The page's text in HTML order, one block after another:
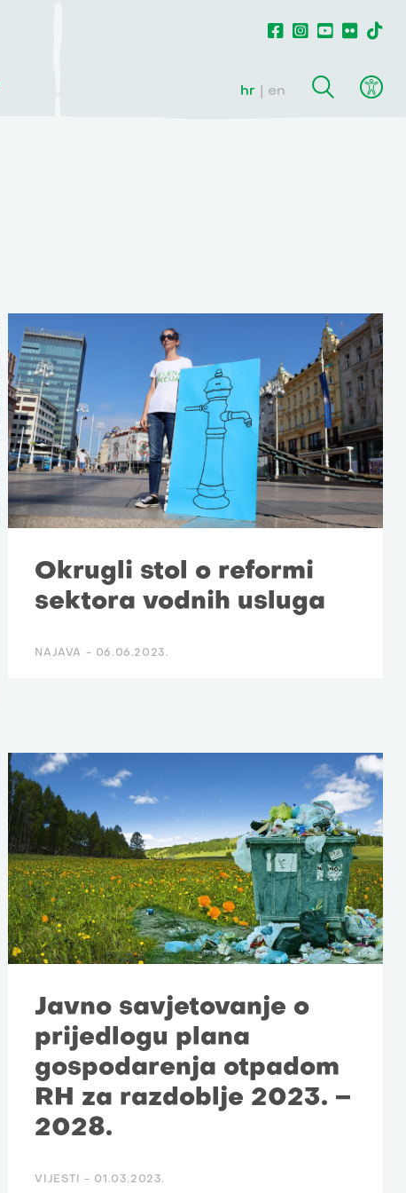
hr en
Okrugli stol o reformi
sektora vodnih usluga
NAJAVA - 06.06.2023.
Javno savjetovanje o
prijedlogu plana
gospodarenja otpadom
RH za razdoblje 2023. –
2028.
VIJESTI - 01.03.2023.